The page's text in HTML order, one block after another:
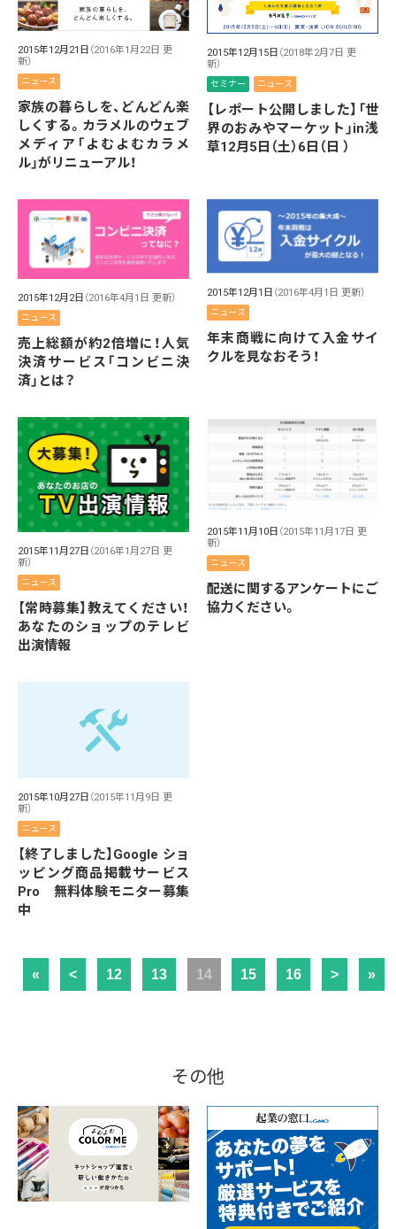
2015年12月21日 （2016年1月22日 更
新）
ニュース
家族の暮らしを、どんどん楽
しくする。カラメルのウェブ
メディア「よむよむカラメ
ル」がリニューアル！
2015年12月15日 （2018年2月7日 更
新）
セミナー ニュース
【レポート公開しました】「世
界のおみやマーケット」in浅
草12月5日（土）6日（日 ）
2015年12月2日 （2016年4月1日 更新）
ニュース
売上総額が約2倍増に！人気
決済サービス「コンビニ決
済」とは？
2015年12月1日 （2016年4月1日 更新）
ニュース
年末商戦に向けて入金サイ
クルを見なおそう！
2015年11月27日 （2016年1月27日 更
新）
ニュース
【常時募集】教えてください！
あなたのショップのテレビ
出演情報
2015年11月10日 （2015年11月17日 更
新）
ニュース
配送に関するアンケートにご
協力ください。
2015年10月27日 （2015年11月9日 更
新）
ニュース
【終了しました】Google ショ
ッピング商品掲載サービス
Pro 無料体験モニター募集
中
« < 12 13 14 15 16 > »
その他